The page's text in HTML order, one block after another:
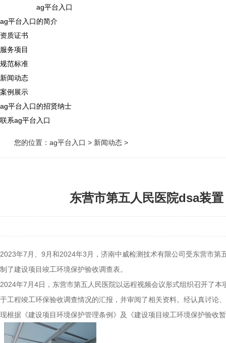
ag平台入口
ag平台入口的简介
资质证书
服务项目
规范标准
新闻动态
案例展示
ag平台入口的招贤纳士
联系ag平台入口
您的位置： ag平台入口 > 新闻动态 >
东营市第五人民医院dsa装
2023年7月、9月和2024年3月，济南中威检测技术有限公司受东营市
制了建设项目竣工环境保护验收调查表。
2024年7月4日，东营市第五人民医院以远程视频会议形式组织召开了
于工程竣工环保验收调查情况的汇报，并审阅了相关资料。经认真讨论
现根据《建设项目环境保护管理条例》及《建设项目竣工环境保护验收